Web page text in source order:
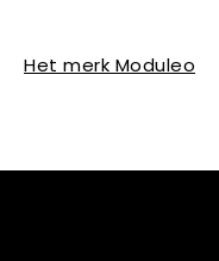
Het merk Moduleo